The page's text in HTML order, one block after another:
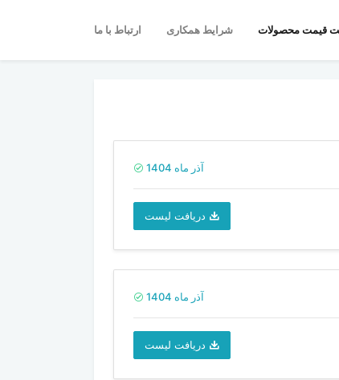
قیمت محصولات
(current) شرایط همکاری ارتباط با ما
آذر ماه 1404
دریافت لیست
آذر ماه 1404
دریافت لیست